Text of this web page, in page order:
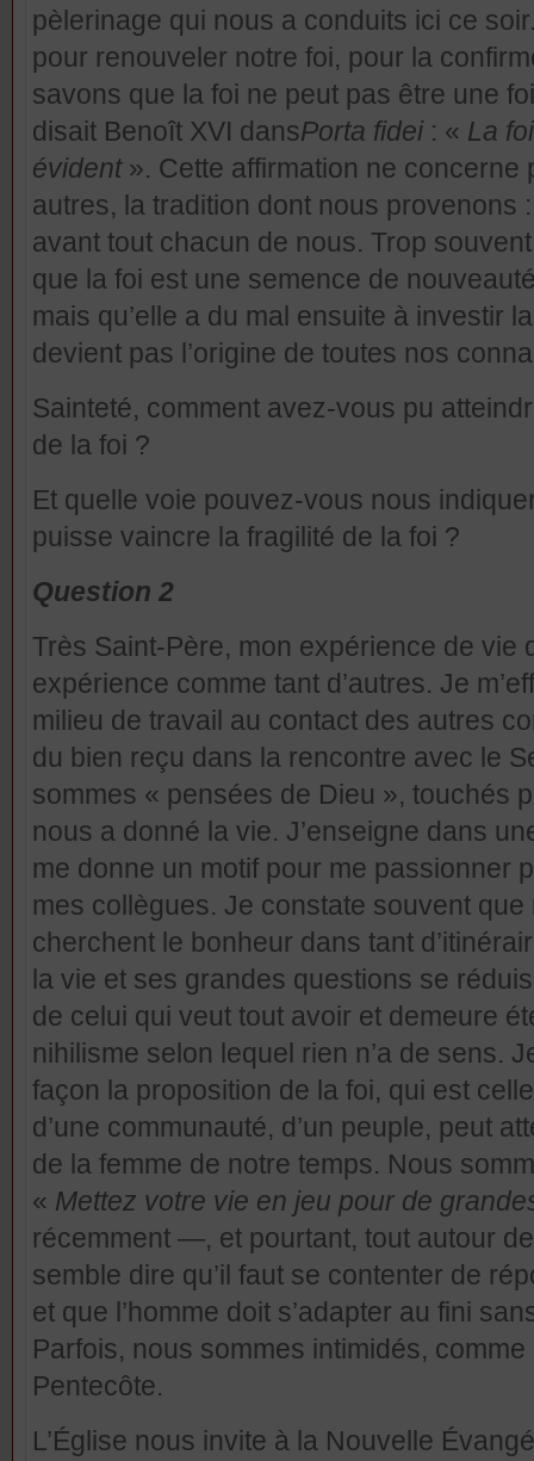
pèlerinage qui nous a conduits ici ce
pour renouveler notre foi, pour la
savons que la foi ne peut pas être une
disait Benoît XVI dansPorta fidei: « La
évident». Cette affirmation ne concerne
autres, la tradition dont nous provenons
avant tout chacun de nous. Trop
que la foi est une semence de
mais qu’elle a du mal ensuite à investir
devient pas l’origine de toutes nos
Sainteté, comment avez-vous pu
de la foi ?
Et quelle voie pouvez-vous nous
puisse vaincre la fragilité de la foi ?
Question 2
Très Saint-Père, mon expérience de vie
expérience comme tant d’autres. Je
milieu de travail au contact des autres
du bien reçu dans la rencontre avec le
sommes « pensées de Dieu », touchés
nous a donné la vie. J’enseigne dans
me donne un motif pour me passionner
mes collègues. Je constate souvent que
cherchent le bonheur dans tant
la vie et ses grandes questions se
de celui qui veut tout avoir et demeure
nihilisme selon lequel rien n’a de sens.
façon la proposition de la foi, qui est
d’une communauté, d’un peuple, peut
de la femme de notre temps. Nous
« Mettez votre vie en jeu pour de
récemment —, et pourtant, tout autour
semble dire qu’il faut se contenter de
et que l’homme doit s’adapter au fini
Parfois, nous sommes intimidés,
Pentecôte.
L’Église nous invite à la Nouvelle